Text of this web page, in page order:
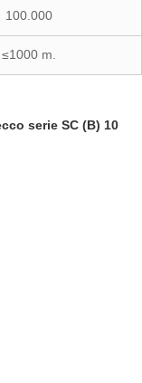
100.000
≤1000 m.
serie SC (B) 10